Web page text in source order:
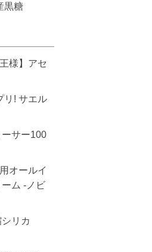
黒糖
様】アセ
リ! サエル
サー100
オールイ
ム -ノビ
リカ